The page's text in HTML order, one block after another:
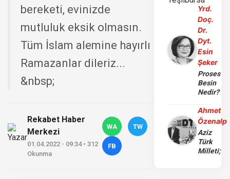
bereketi, evinizde
mutluluk eksik olmasın.
Tüm İslam alemine hayırlı
Ramazanlar dileriz...
&nbsp;
Rekabet Haber
Merkezi
01.04.2022 - 09:34 • 312
Okunma
WA TW
FB
Yrd.
Doç.
Dr.
Dyt.
Esin
Şeker
Proses
Besin
Nedir?
Ahmet
Özenalp
Aziz
Türk
Milleti;